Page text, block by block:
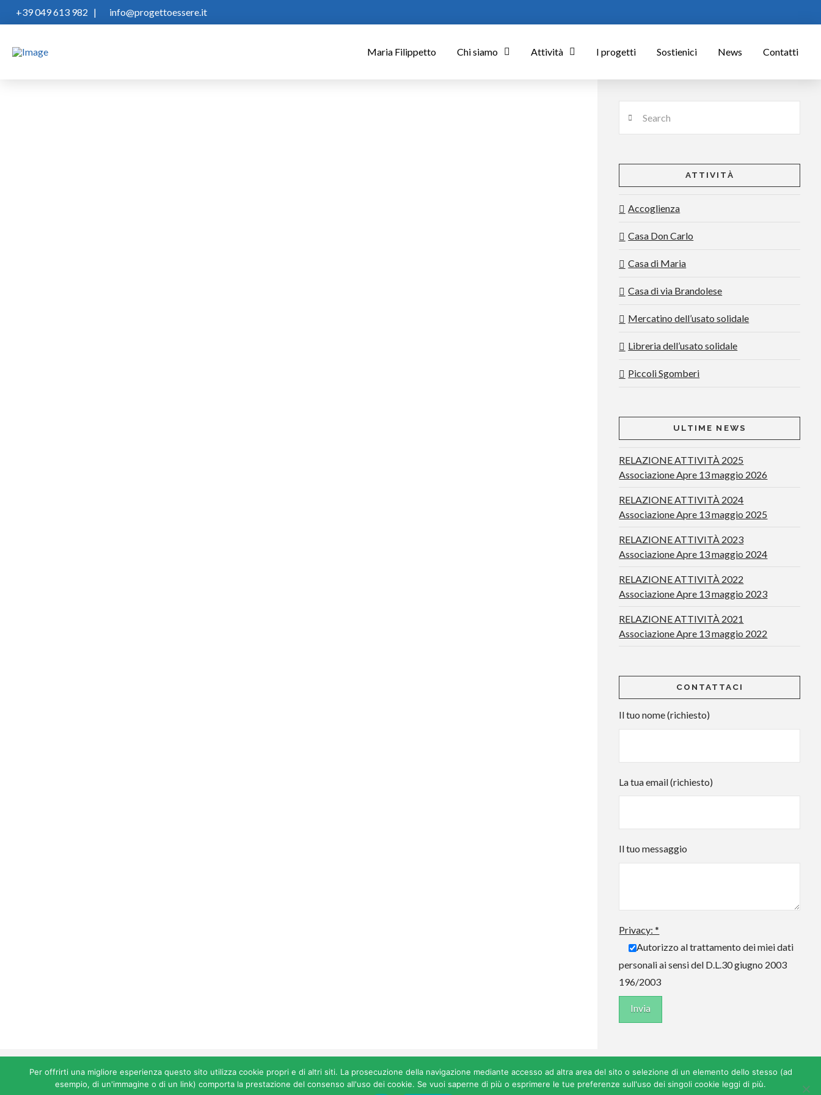
+39 049 613 982 | info@progettoessere.it
Maria Filippetto Chi siamo Attività I progetti Sostienici News Contatti
ATTIVITÀ
Accoglienza
Casa Don Carlo
Casa di Maria
Casa di via Brandolese
Mercatino dell’usato solidale
Libreria dell’usato solidale
Piccoli Sgomberi
ULTIME NEWS
RELAZIONE ATTIVITÀ 2025
Associazione Apre 13 maggio 2026
RELAZIONE ATTIVITÀ 2024
Associazione Apre 13 maggio 2025
RELAZIONE ATTIVITÀ 2023
Associazione Apre 13 maggio 2024
RELAZIONE ATTIVITÀ 2022
Associazione Apre 13 maggio 2023
RELAZIONE ATTIVITÀ 2021
Associazione Apre 13 maggio 2022
CONTATTACI
Il tuo nome (richiesto)
La tua email (richiesto)
Il tuo messaggio
Privacy: *
Autorizzo al trattamento dei miei dati
personali ai sensi del D.L.30 giugno 2003
196/2003
©2026 All rights reserved Associazione Progetto Essere Maria Filippetto - ODV - ETS - C.F. 92144230288
Per offrirti una migliore esperienza questo sito utilizza cookie propri e di altri siti. La prosecuzione della navigazione mediante accesso ad altra area del sito o selezione di un elemento dello stesso (ad
esempio, di un'immagine o di un link) comporta la prestazione del consenso all'uso dei cookie. Se vuoi saperne di più o esprimere le tue preferenze sull'uso dei singoli cookie leggi di più.